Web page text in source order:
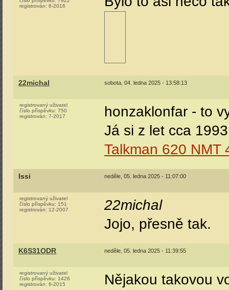
registrován: 6-2016
22michal sobota, 04. ledna 2025 - 13:58:13
registrovaný uživatel
číslo příspěvku: 750
registrován: 7-2017
honzaklonfar - to
Já si z let cca
Talkman 620 NMT
Issi neděle, 05. ledna 2025 - 11:07:00
registrovaný uživatel
číslo příspěvku: 151
registrován: 12-2007
22michal
Jojo, přesně tak.
K6S31ODR neděle, 05. ledna 2025 - 11:39:55
registrovaný uživatel
číslo příspěvku: 1426
registrován: 6-2015
Nějakou takovou